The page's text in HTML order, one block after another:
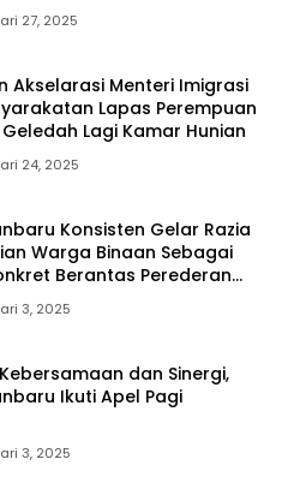
27, 2025
Akselarasi Menteri Imigrasi
Lapas Perempuan
Lagi Kamar Hunian
24, 2025
Konsisten Gelar Razia
Warga Binaan Sebagai
Berantas Perederan
Modus Penipuan
3, 2025
dan Sinergi,
Ikuti Apel Pagi
3, 2025